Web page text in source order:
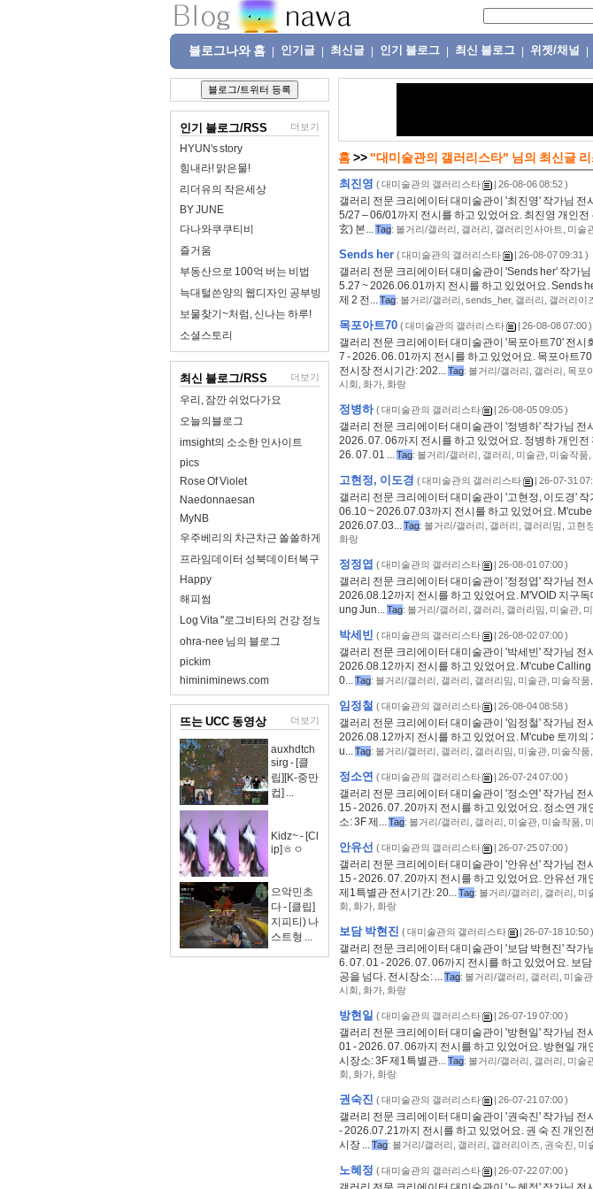
블로그나와 홈 인기글 최신글 인기 블로그 최신 블로그 위젯/채널
인기 블로그/RSS 더보기
HYUN's story
힘내라! 맑은물!
리더유의 작은세상
BY JUNE
다나와쿠쿠티비
즐거움
부동산으로 100억 버는 비법
늑대털쓴양의 웹디자인 공부방
보물찾기~처럼, 신나는 하루!
소셜스토리
최신 블로그/RSS 더보기
우리, 잠깐 쉬었다가요
오늘의블로그
imsight의 소소한 인사이트
pics
Rose Of Violet
Naedonnaesan
MyNB
우주베리의 차근차근 쏠쏠하게
프라임데이터 성북데이터복구
Happy
해피썸
Log Vita "로그비타의 건강 정보 완전 정리"
ohra-nee 님의 블로그
pickim
himiniminews.com
뜨는 UCC 동영상 더보기
auxhdtch
sirg - [클
립][K-중만
컵] ...
Kidz~ - [Cl
ip]ㅎㅇ
으악민초
다 - [클립]
지피티) 나
스트형 ...
홈>> "대미술관의 갤러리스타" 님의 최신글
최진영 (대미술관의 갤러리스타 | 26-08-06 08:52 )
갤러리 전문 크리에이터 대미술관이 '최진영' 작가님
5/27 – 06/01까지 전시를 하고 있었어요. 최진영 개인
玄) 본...Tag: 볼거리/갤러리 갤러리 갤러리인사아트 미술
Sends her (대미술관의 갤러리스타 | 26-08-07 09:31 )
갤러리 전문 크리에이터 대미술관이 'Sends her' 작가
5.27 ~ 2026.06.01까지 전시를 하고 있었어요. Sends
제 2 전...Tag: 볼거리/갤러리 sends_her, 갤러리 갤러리이
목포아트70 (대미술관의 갤러리스타 | 26-08-08 07:00 )
갤러리 전문 크리에이터 대미술관이 '목포아트70' 전
7 - 2026. 06. 01까지 전시를 하고 있었어요. 목포아트
전시장 전시기간: 202...Tag: 볼거리/갤러리 갤러리 목포
시회 화가 화랑
정병하 (대미술관의 갤러리스타 | 26-08-05 09:05 )
갤러리 전문 크리에이터 대미술관이 '정병하' 작가님
2026. 07. 06까지 전시를 하고 있었어요. 정병하 개인
26. 07. 01 ...Tag: 볼거리/갤러리 갤러리 미술관 미술작품
고현정, 이도경 (대미술관의 갤러리스타 | 26-07-31
갤러리 전문 크리에이터 대미술관이 '고현정, 이도경'
06.10 ~ 2026.07.03까지 전시를 하고 있었어요.
2026.07.03...Tag: 볼거리/갤러리 갤러리 갤러리밈 고현
화랑
정정엽 (대미술관의 갤러리스타 | 26-08-01 07:00 )
갤러리 전문 크리에이터 대미술관이 '정정엽' 작가님
2026.08.12까지 전시를 하고 있었어요. M'VOID 지구
ung Jun...Tag: 볼거리/갤러리 갤러리 갤러리밈 미술관
박세빈 (대미술관의 갤러리스타 | 26-08-02 07:00 )
갤러리 전문 크리에이터 대미술관이 '박세빈' 작가님
2026.08.12까지 전시를 하고 있었어요. M'cube
0...Tag: 볼거리/갤러리 갤러리 갤러리밈 미술관 미술작품
임정철 (대미술관의 갤러리스타 | 26-08-04 08:58 )
갤러리 전문 크리에이터 대미술관이 '임정철' 작가님
2026.08.12까지 전시를 하고 있었어요. M'cube 토끼
u...Tag: 볼거리/갤러리 갤러리 갤러리밈 미술관 미술작품
정소연 (대미술관의 갤러리스타 | 26-07-24 07:00 )
갤러리 전문 크리에이터 대미술관이 '정소연' 작가님
15 - 2026. 07. 20까지 전시를 하고 있었어요. 정소연
소: 3F 제...Tag: 볼거리/갤러리 갤러리 미술관 미술작품
안유선 (대미술관의 갤러리스타 | 26-07-25 07:00 )
갤러리 전문 크리에이터 대미술관이 '안유선' 작가님
15 - 2026. 07. 20까지 전시를 하고 있었어요. 안유선
제1특별관 전시기간: 20...Tag: 볼거리/갤러리 갤러리 미
회 화가 화랑
보담 박현진 (대미술관의 갤러리스타 | 26-07-18 10:50 )
갤러리 전문 크리에이터 대미술관이 '보담 박현진' 작
6. 07. 01 - 2026. 07. 06까지 전시를 하고 있었어요. 보
공을 넘다. 전시장소: ...Tag: 볼거리/갤러리 갤러리 미술관
시회 화가 화랑
방현일 (대미술관의 갤러리스타 | 26-07-19 07:00 )
갤러리 전문 크리에이터 대미술관이 '방현일' 작가님
01 - 2026. 07. 06까지 전시를 하고 있었어요. 방현일
시장소: 3F 제1특별관...Tag: 볼거리/갤러리 갤러리 미술
회 화가 화랑
권숙진 (대미술관의 갤러리스타 | 26-07-21 07:00 )
갤러리 전문 크리에이터 대미술관이 '권숙진' 작가님
- 2026.07.21까지 전시를 하고 있었어요. 권 숙 진 개인
시장 ...Tag: 볼거리/갤러리 갤러리 갤러리이즈 권숙진 미
노혜정 (대미술관의 갤러리스타 | 26-07-22 07:00 )